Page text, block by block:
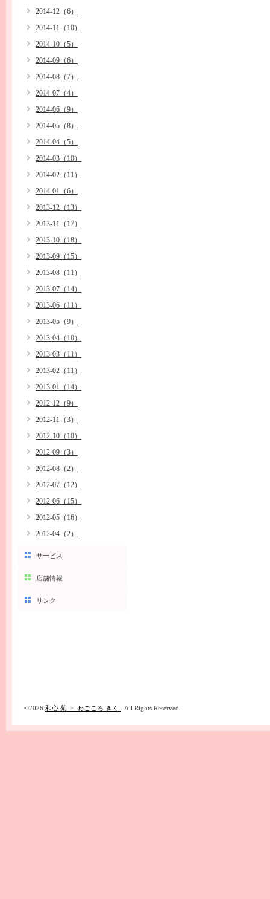
2014-12（6）
2014-11（10）
2014-10（5）
2014-09（6）
2014-08（7）
2014-07（4）
2014-06（9）
2014-05（8）
2014-04（5）
2014-03（10）
2014-02（11）
2014-01（6）
2013-12（13）
2013-11（17）
2013-10（18）
2013-09（15）
2013-08（11）
2013-07（14）
2013-06（11）
2013-05（9）
2013-04（10）
2013-03（11）
2013-02（11）
2013-01（14）
2012-12（9）
2012-11（3）
2012-10（10）
2012-09（3）
2012-08（2）
2012-07（12）
2012-06（15）
2012-05（16）
2012-04（2）
サービス
店舗情報
リンク
©2026 和心 菊 ・ わごころ きく . All Rights Reserved.